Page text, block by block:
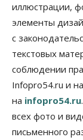
05 Августа 2026,
на два
05 Августа 2026,
Власть
имуществом
05 Августа 2026,
иллюстрации,
элементы
с
текстовых
соблюдении
Infopro54.ru и
на infopro54.ru
всех фото и
письменного